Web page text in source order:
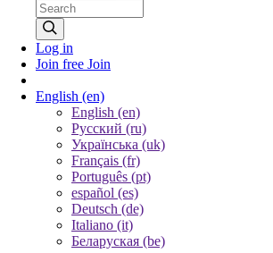
Log in
Join free Join
English (en)
English (en)
Русский (ru)
Українська (uk)
Français (fr)
Português (pt)
español (es)
Deutsch (de)
Italiano (it)
Беларуская (be)